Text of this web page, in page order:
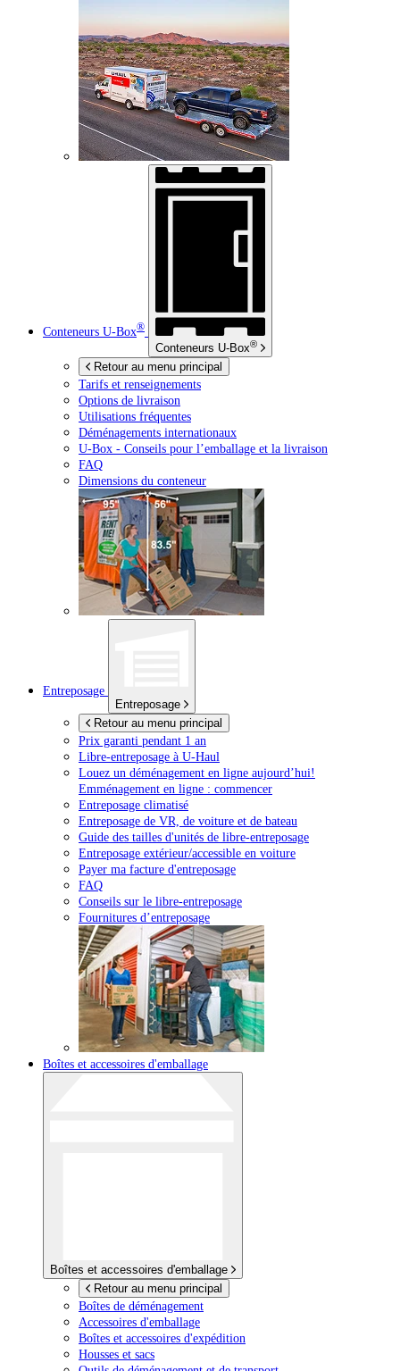
Conteneurs U-Box®
Conteneurs U-Box®
Retour au menu principal
Tarifs et renseignements
Options de livraison
Utilisations fréquentes
Déménagements internationaux
U-Box - Conseils pour l’emballage et la livraison
FAQ
Dimensions du conteneur
Entreposage
Entreposage
Retour au menu principal
Prix garanti pendant 1 an
Libre-entreposage à U-Haul
Louez un déménagement en ligne aujourd’hui!
Emménagement en ligne : commencer
Entreposage climatisé
Entreposage de VR, de voiture et de bateau
Guide des tailles d'unités de libre-entreposage
Entreposage extérieur/accessible en voiture
Payer ma facture d'entreposage
FAQ
Conseils sur le libre-entreposage
Fournitures d’entreposage
Boîtes et accessoires d'emballage
Boîtes et accessoires d'emballage
Retour au menu principal
Boîtes de déménagement
Accessoires d'emballage
Boîtes et accessoires d'expédition
Housses et sacs